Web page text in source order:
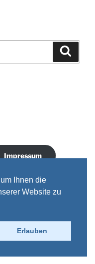
Impressum
Ihnen die
Website zu
Erlauben